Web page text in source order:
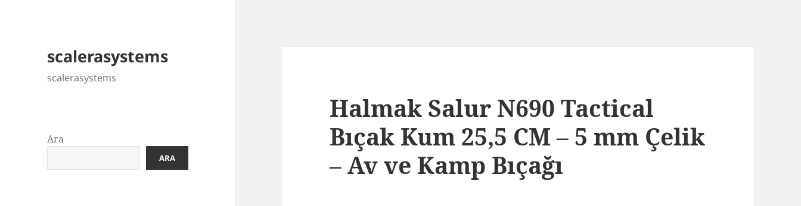
scalerasystems
scalerasystems
Ara
ARA
Halmak Salur N690 Tactical
Bıçak Kum 25,5 CM – 5 mm Çelik
– Av ve Kamp Bıçağı